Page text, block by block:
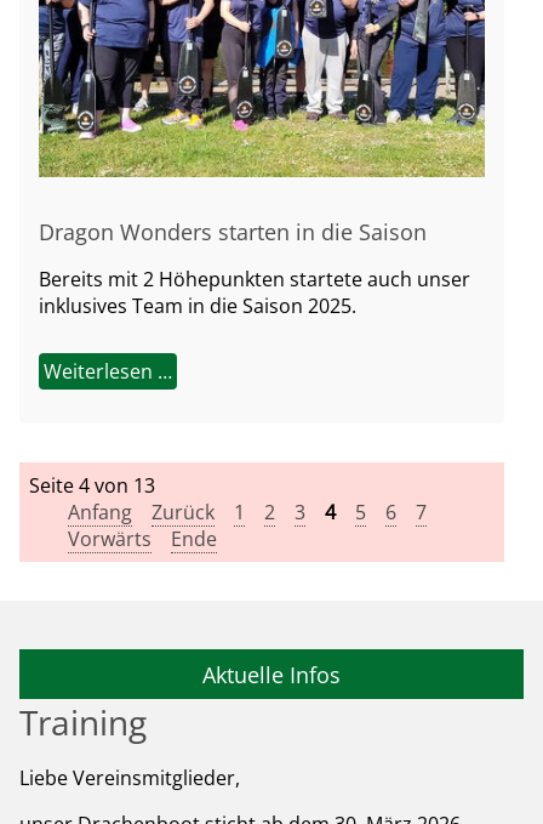
Dragon Wonders starten in die Saison
Bereits mit 2 Höhepunkten startete auch unser
inklusives Team in die Saison 2025.
Weiterlesen …
Seite 4 von 13
Anfang
Zurück 1 2 3 4 5 6
7
Vorwärts
Ende
Aktuelle Infos
Training
Liebe Vereinsmitglieder,